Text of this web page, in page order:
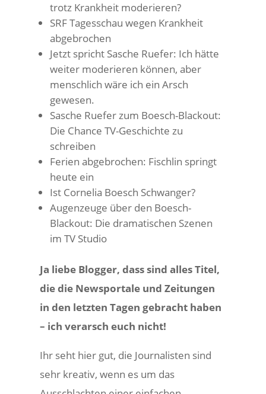
trotz Krankheit moderieren?
SRF Tagesschau wegen Krankheit
abgebrochen
Jetzt spricht Sasche Ruefer: Ich hätte
weiter moderieren können, aber
menschlich wäre ich ein Arsch
gewesen.
Sasche Ruefer zum Boesch-Blackout:
Die Chance TV-Geschichte zu
schreiben
Ferien abgebrochen: Fischlin springt
heute ein
Ist Cornelia Boesch Schwanger?
Augenzeuge über den Boesch-
Blackout: Die dramatischen Szenen
im TV Studio
Ja liebe Blogger, dass sind alles Titel,
die die Newsportale und Zeitungen
in den letzten Tagen gebracht haben
– ich verarsch euch nicht!
Ihr seht hier gut, die Journalisten sind
sehr kreativ, wenn es um das